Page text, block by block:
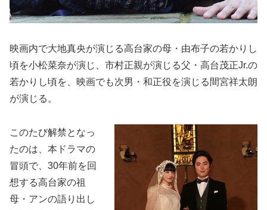
映画内で大地真央が演じる高台家の母・由布子の若かりし
頃を小松菜奈が演じ、市村正親が演じる父・高台茂正Jr.の
若かりし頃を、映画でも次男・和正役を演じる間宮祥太朗
が演じる。
このたび解禁となっ
たのは、本ドラマの
冒頭で、30年前を回
想する高台家の祖
母・アンの語り出し